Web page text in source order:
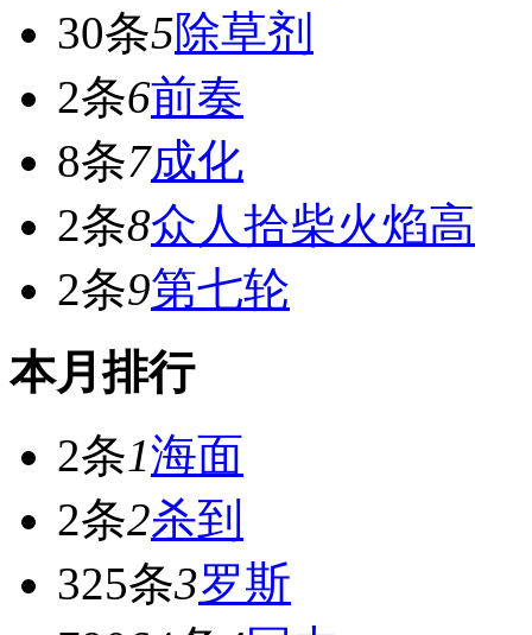
30条5除草剂
2条6前奏
8条7成化
2条8众人拾柴火焰高
2条9第七轮
本月排行
2条1海面
2条2杀到
325条3罗斯